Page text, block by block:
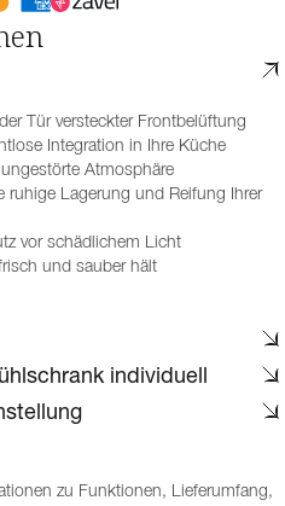
Tür versteckter Frontbelüftung
Integration in Ihre Küche
Atmosphäre
ruhige Lagerung und Reifung Ihrer
vor schädlichem Licht
und sauber hält
individuell
zu Funktionen, Lieferumfang,